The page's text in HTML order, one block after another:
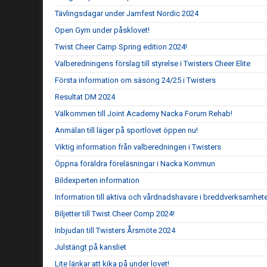
Tävlingsdagar under Jamfest Nordic 2024
Open Gym under påsklovet!
Twist Cheer Camp Spring edition 2024!
Valberedningens förslag till styrelse i Twisters Cheer Elite
Första information om säsong 24/25 i Twisters
Resultat DM 2024
Välkommen till Joint Academy Nacka Forum Rehab!
Anmälan till läger på sportlovet öppen nu!
Viktig information från valberedningen i Twisters
Öppna föräldra föreläsningar i Nacka Kommun
Bildexperten information
Information till aktiva och vårdnadshavare i
Biljetter till Twist Cheer Comp 2024!
Inbjudan till Twisters Årsmöte 2024
Julstängt på kansliet
Lite länkar att kika på under lovet!